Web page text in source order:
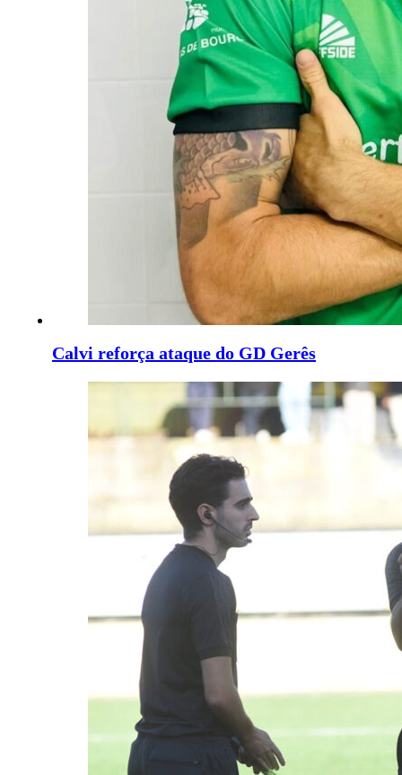
Calvi reforça ataque do GD Gerês